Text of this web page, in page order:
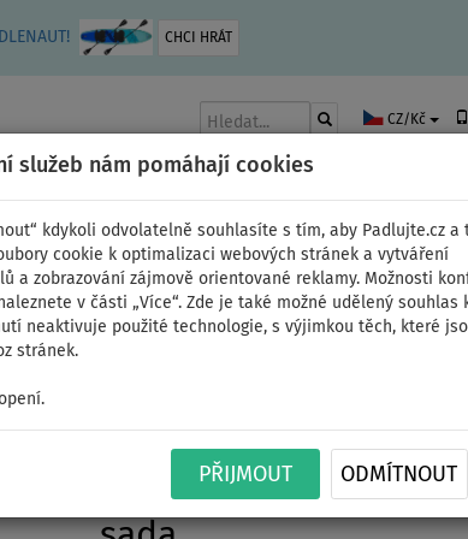
CHCI HRÁT
služeb nám pomáhají cookies
kdykoli odvolatelně souhlasíte s tím, aby Padlujte.cz a
cookie k optimalizaci webových stránek a vytváření
a zobrazování zájmově orientované reklamy. Možnosti
v části „Více“. Zde je také možné udělený souhlas
neaktivuje použité technologie, s výjimkou těch, které
stránek.
PŘIJMOUT ODMÍTNOUT
CZ/Kč
A MOTORY PÁDLA PLACHTY OBLEČENÍ
Paddleboard STX
TEAL/ORANGE -